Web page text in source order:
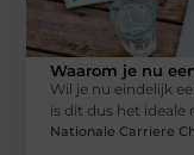
Waarom je nu
Wil je nu eindelijk
is dit dus het
Nationale Carriere